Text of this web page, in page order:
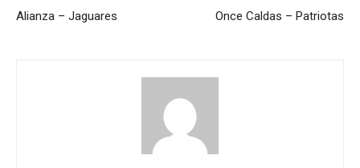
Alianza – Jaguares Once Caldas – Patriotas